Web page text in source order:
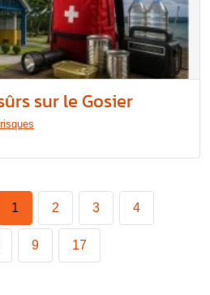
sur le Gosier
1 2 3 4
9 17